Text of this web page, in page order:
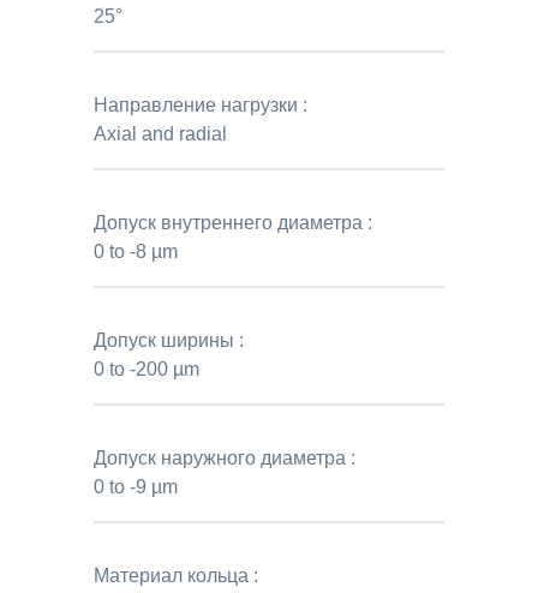
25°
Направление нагрузки :
Axial and radial
Допуск внутреннего диаметра :
0 to -8 µm
Допуск ширины :
0 to -200 µm
Допуск наружного диаметра :
0 to -9 µm
Материал кольца :